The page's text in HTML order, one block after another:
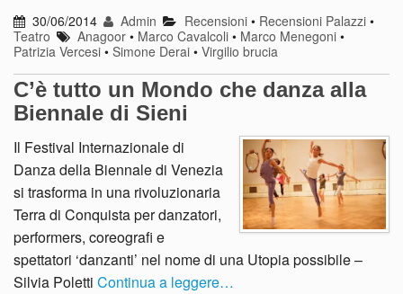
30/06/2014 Admin Recensioni• Recensioni Palazzi•
Teatro
Anagoor • Marco Cavalcoli • Marco Menegoni •
Patrizia Vercesi • Simone Derai • Virgilio brucia
C’è tutto un Mondo che danza alla
Biennale di Sieni
Il Festival Internazionale di
Danza della Biennale di Venezia
si trasforma in una rivoluzionaria
Terra di Conquista per danzatori,
performers, coreografi e
spettatori ‘danzanti’ nel nome di una Utopia possibile –
Silvia Poletti Continua a leggere…